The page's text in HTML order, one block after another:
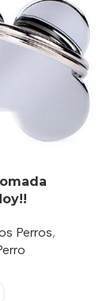
Perros,